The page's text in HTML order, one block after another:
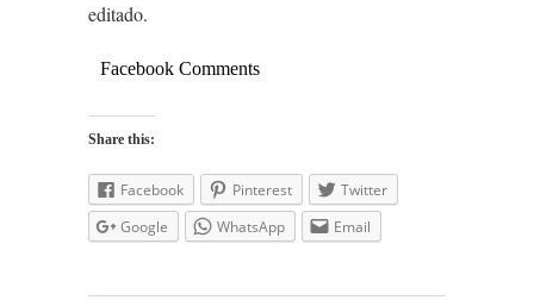
editado.
Facebook Comments
Share this:
Facebook Pinterest
Twitter
Google
WhatsApp Email